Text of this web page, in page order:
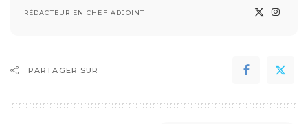
RÉDACTEUR EN CHEF ADJOINT
PARTAGER SUR